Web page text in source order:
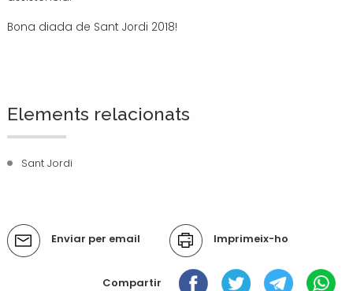
Bona diada de Sant Jordi 2018!
Elements relacionats
Sant Jordi
Accions
del
Enviar per email Imprimeix-ho
Compartir